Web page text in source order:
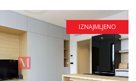
IZNAJMLJENO